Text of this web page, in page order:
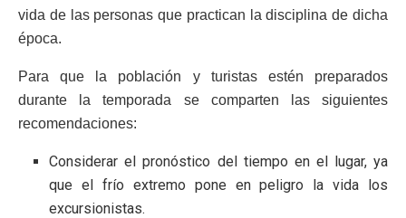
vida de las personas que practican la disciplina de dicha
época.
Para que la población y turistas estén preparados
durante la temporada se comparten las siguientes
recomendaciones:
Considerar el pronóstico del tiempo en el lugar, ya
que el frío extremo pone en peligro la vida los
excursionistas.